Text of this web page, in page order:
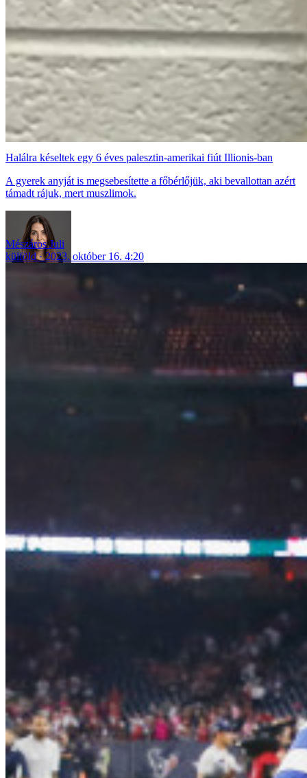
Halálra késeltek egy 6 éves palesztin-amerikai fiút Illionis-ban
A gyerek anyját is megsebesítette a főbérlőjük, aki bevallottan azért
támadt rájuk, mert muszlimok.
Mészáros Juli
külföld
2023. október 16. 4:20